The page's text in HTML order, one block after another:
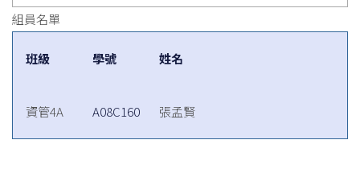
組員名單
班級 學號 姓名
資管4A A08C160 張孟賢